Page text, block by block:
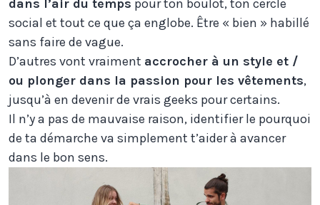
dans l’air du temps pour ton boulot, ton cercle
social et tout ce que ça englobe. Être « bien » habillé
sans faire de vague.
D’autres vont vraiment accrocher à un style et /
ou plonger dans la passion pour les vêtements,
jusqu’à en devenir de vrais geeks pour certains.
Il n’y a pas de mauvaise raison, identifier le pourquoi
de ta démarche va simplement t’aider à avancer
dans le bon sens.